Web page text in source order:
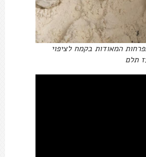
המאודות בקמח לציפוי
תלם